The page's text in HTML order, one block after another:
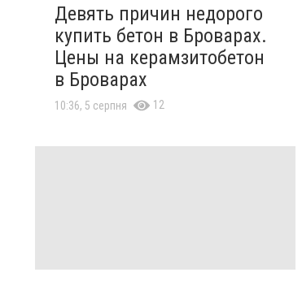
Девять причин недорого
купить бетон в Броварах.
Цены на керамзитобетон
в Броварах
10:36, 5 серпня 12